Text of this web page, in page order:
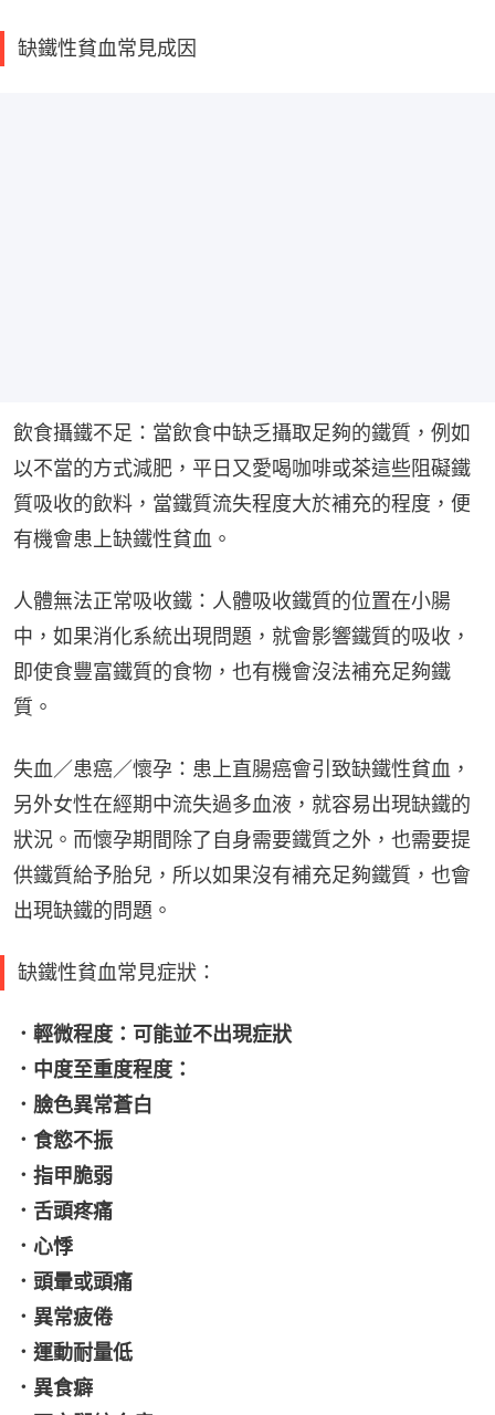
缺鐵性貧血常見成因
飲食攝鐵不足：當飲食中缺乏攝取足夠的鐵質，例如
以不當的方式減肥，平日又愛喝咖啡或茶這些阻礙鐵
質吸收的飲料，當鐵質流失程度大於補充的程度，便
有機會患上缺鐵性貧血。
人體無法正常吸收鐵：人體吸收鐵質的位置在小腸
中，如果消化系統出現問題，就會影響鐵質的吸收，
即使食豐富鐵質的食物，也有機會沒法補充足夠鐵
質。
失血／患癌／懷孕：患上直腸癌會引致缺鐵性貧血，
另外女性在經期中流失過多血液，就容易出現缺鐵的
狀況。而懷孕期間除了自身需要鐵質之外，也需要提
供鐵質給予胎兒，所以如果沒有補充足夠鐵質，也會
出現缺鐵的問題。
缺鐵性貧血常見症狀：
．輕微程度：可能並不出現症狀
．中度至重度程度：
．臉色異常蒼白
．食慾不振
．指甲脆弱
．舌頭疼痛
．心悸
．頭暈或頭痛
．異常疲倦
．運動耐量低
．異食癖